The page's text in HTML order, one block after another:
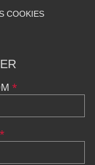
COOKIES
*
*